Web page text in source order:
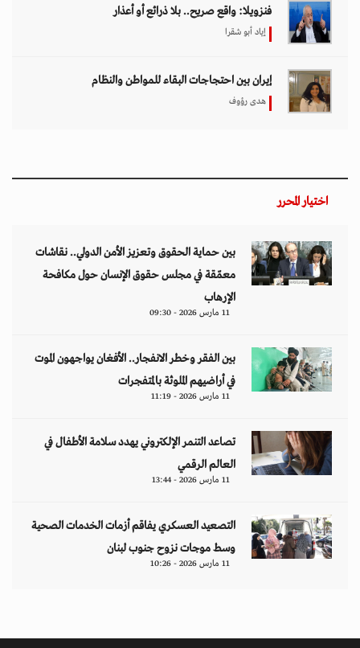
فنزويلا: واقع صريح.. بلا ذرائع أو أعذار
إياد أبو شقرا
إيران بين احتجاجات البقاء للمواطن والنظام
هدى رؤوف
اختيار المحرر
بين حماية الحقوق وتعزيز الأمن الدولي.. نقاشات
معمّقة في مجلس حقوق الإنسان حول مكافحة
الإرهاب
11 مارس 2026 - 09:30
بين الفقر وخطر الانفجار.. الأفغان يواجهون الموت
في أراضيهم الملوثة بالمتفجرات
11 مارس 2026 - 11:19
تصاعد التنمر الإلكتروني يهدد سلامة الأطفال في
العالم الرقمي
11 مارس 2026 - 13:44
التصعيد العسكري يفاقم أزمات الخدمات الصحية
وسط موجات نزوح جنوب لبنان
11 مارس 2026 - 10:26